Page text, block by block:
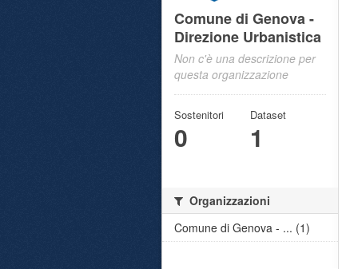
Comune di Genova -
Direzione Urbanistica
Non c'è una descrizione per
questa organizzazione
Sostenitori
0
Dataset
1
Organizzazioni
Comune di Genova - ... (1)